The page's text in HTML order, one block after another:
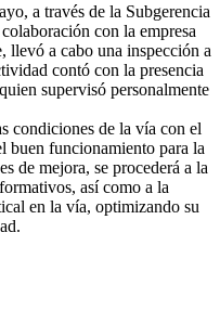
a través de la Subgerencia
con la empresa
llevó a cabo una inspección a
contó con la presencia
supervisó personalmente
condiciones de la vía con el
buen funcionamiento para la
de mejora, se procederá a la
así como a la
en la vía, optimizando su